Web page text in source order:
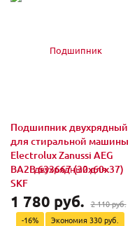
Подшипник двухрядный
для стиральной машины
Electrolux Zanussi AEG
BA2B 633667 (30x60x37)
SKF
1 780 руб. 2 110 руб.
-16%
Экономия 330 руб.